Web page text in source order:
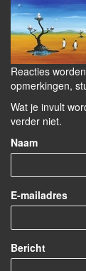
Reacties
opmerkingen,
Wat je invult
verder niet.
Naam
E-mailadres
Bericht